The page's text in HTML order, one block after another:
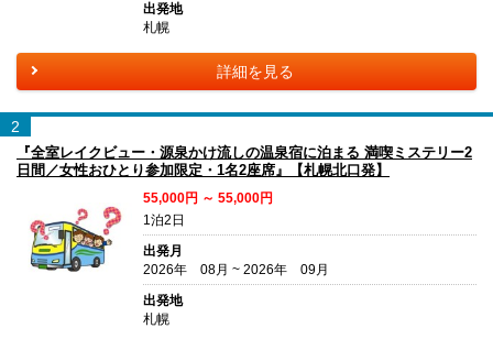
出発地
札幌
詳細を見る
2
『全室レイクビュー・源泉かけ流しの温泉宿に泊まる 満喫ミステリー2
日間／女性おひとり参加限定・1名2座席』【札幌北口発】
55,000円 ～ 55,000円
1泊2日
出発月
2026年 08月 ~ 2026年 09月
出発地
札幌